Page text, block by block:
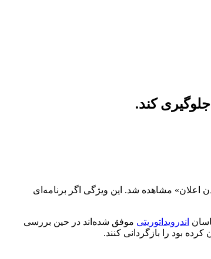
کند.
کاربردی باعنوان «خاموش‌شدن اعلان» مشاهده شد. این ویژگی اگر برنامه‌ای
اندرویداتوریتی موفق شده‌اند در حین بررسی